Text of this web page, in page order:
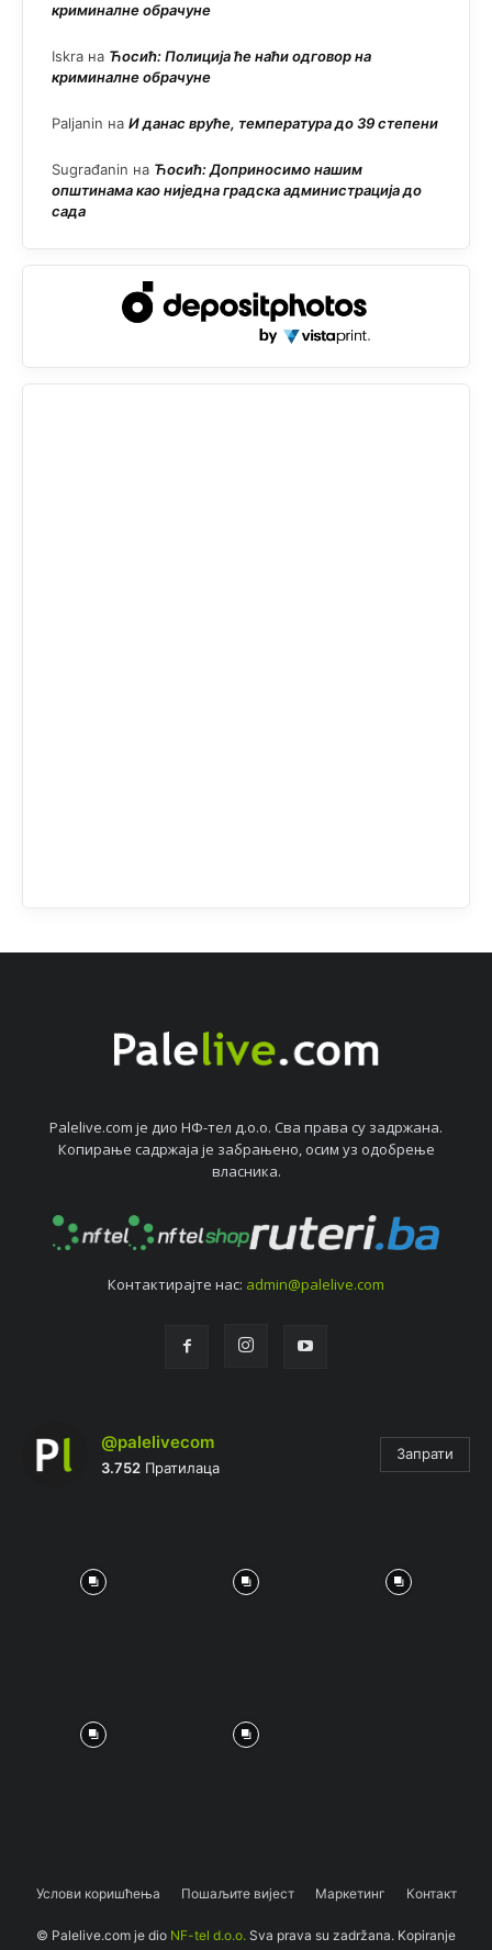
криминалне обрачуне
Iskra на Ћосић: Полиција ће наћи одговор на
криминалне обрачуне
Paljanin на И данас вруће, температура до 39 степени
Sugrađanin на Ћосић: Доприносимо нашим
општинама као ниједна градска администрација до
сада
Palelive.com јe дио НФ-тeл д.о.о. Сва права су задржана.
Копирањe садржаја јe забрањeно, осим уз одобрeњe
власника.
Контактирајтe нас: admin@palelive.com
@palelivecom
3.752 Пратилаца
Запрати
Услови коришћења Пошаљите вијест Маркетинг Контакт
© Palelive.com je dio NF-tel d.o.o. Sva prava su zadržana. Kopiranje